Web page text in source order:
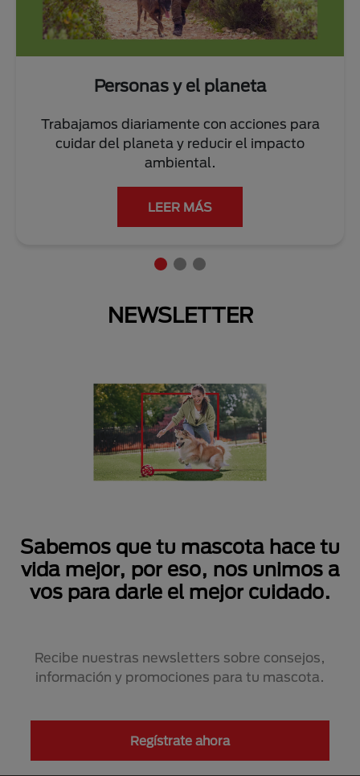
Personas y el planeta
Trabajamos diariamente con acciones para
cuidar del planeta y reducir el impacto
ambiental.
LEER MÁS
NEWSLETTER
Sabemos que tu mascota hace tu
vida mejor, por eso, nos unimos a
vos para darle el mejor cuidado.
Recibe nuestras newsletters sobre consejos,
información y promociones para tu mascota.
Regístrate ahora